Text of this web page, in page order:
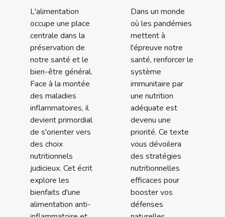
L'alimentation
occupe une place
centrale dans la
préservation de
notre santé et le
bien-être général.
Face à la montée
des maladies
inflammatoires, il
devient primordial
de s'orienter vers
des choix
nutritionnels
judicieux. Cet écrit
explore les
bienfaits d'une
alimentation anti-
Dans un monde
où les pandémies
mettent à
l'épreuve notre
santé, renforcer le
système
immunitaire par
une nutrition
adéquate est
devenu une
priorité. Ce texte
vous dévoilera
des stratégies
nutritionnelles
efficaces pour
booster vos
défenses